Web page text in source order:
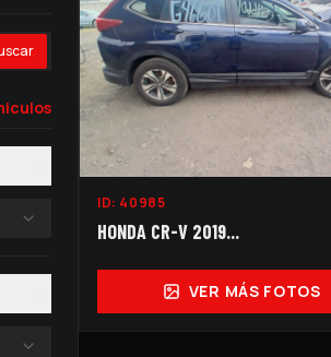
ID: 40985
HONDA CR-V 2019...
VER MÁS FOTOS